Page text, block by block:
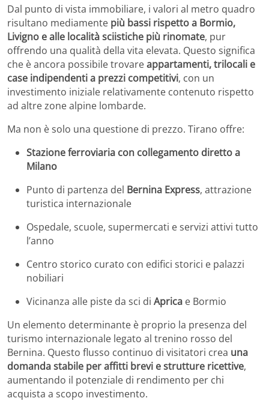
Dal punto di vista immobiliare, i valori al metro quadro
risultano mediamente più bassi rispetto a Bormio,
Livigno e alle località sciistiche più rinomate, pur
offrendo una qualità della vita elevata. Questo significa
che è ancora possibile trovareappartamenti, trilocali e
case indipendenti a prezzi competitivi, con un
investimento iniziale relativamente contenuto rispetto
ad altre zone alpine lombarde.
Ma non è solo una questione di prezzo. Tirano offre:
Stazione ferroviaria con collegamento diretto a
Milano
Punto di partenza del Bernina Express, attrazione
turistica internazionale
Ospedale, scuole, supermercati e servizi attivi tutto
l’anno
Centro storico curato con edifici storici e palazzi
nobiliari
Vicinanza alle piste da sci di Aprica e Bormio
Un elemento determinante è proprio la presenza del
turismo internazionale legato al trenino rosso del
Bernina. Questo flusso continuo di visitatori crea una
domanda stabile per affitti brevi e strutture ricettive,
aumentando il potenziale di rendimento per chi
acquista a scopo investimento.